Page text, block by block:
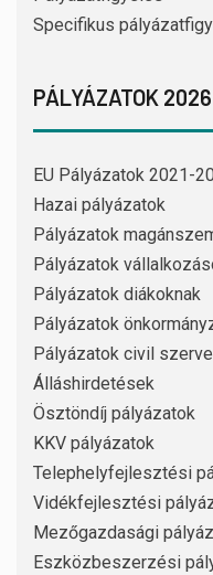
Specifikus
PÁLYÁZATOK 2026
EU Pályázatok 2021-
Hazai pályázatok
Pályázatok
Pályázatok
Pályázatok diákoknak
Pályázatok
Pályázatok civil
Álláshirdetések
Ösztöndíj pályázatok
KKV pályázatok
Telephelyfejlesztési
Vidékfejlesztési
Mezőgazdasági
Eszközbeszerzési